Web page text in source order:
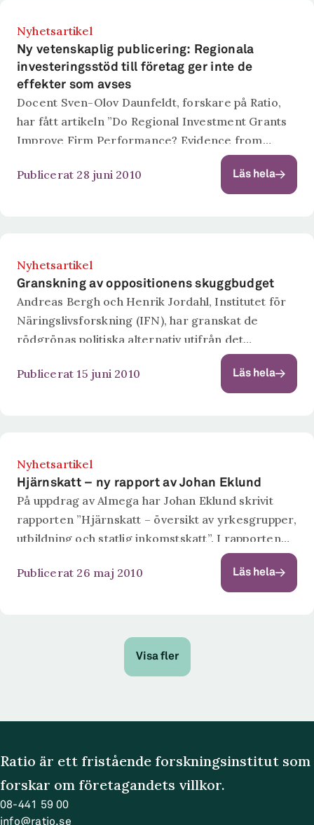
Nyhetsartikel
Ny vetenskaplig publicering: Regionala
investeringsstöd till företag ger inte de
effekter som avses
Docent Sven-Olov Daunfeldt, forskare på Ratio,
har fått artikeln ”Do Regional Investment Grants
Improve Firm Performance? Evidence from
Sweden” (samförfattad med Mattias Ankarhem,
Niklas Rudholm och Shahiduzzaman Quoreshi)
accepterad för publicering i den internationella
Publicerat 28 juni 2010 Läs hela
Nyhetsartikel
Granskning av oppositionens skuggbudget
Andreas Bergh och Henrik Jordahl, Institutet för
Näringslivsforskning (IFN), har granskat de
rödgrönas politiska alternativ utifrån det
gemensamma budgetförslag de lade fram den 3
maj. Denna granskning var utgångspunkten vid
Publicerat 15 juni 2010 Läs hela
Nyhetsartikel
Hjärnskatt – ny rapport av Johan Eklund
På uppdrag av Almega har Johan Eklund skrivit
rapporten ”Hjärnskatt – översikt av yrkesgrupper,
utbildning och statlig inkomstskatt”. I rapporten
har undersökts vilka yrkesgrupper som ligger
över brytpunkten för den statliga inkomstskatten.
Publicerat 26 maj 2010 Läs hela
Visa fler
Ratio är ett fristående forskningsinstitut som
forskar om företagandets villkor.
08-441 59 00
info@ratio.se